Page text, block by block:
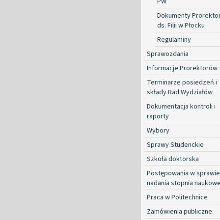
Dokumenty
ds. Filii w Płocku
Regulaminy
Sprawozdania
Informacje Prorektorów
Terminarze posiedzeń i
składy Rad Wydziałów
Dokumentacja kontroli i
raporty
Wybory
Sprawy Studenckie
Szkoła doktorska
Postępowania w sprawie
nadania stopnia
Praca w Politechnice
Zamówienia publiczne